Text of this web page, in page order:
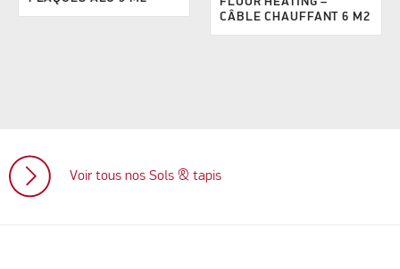
CÂBLE CHAUFFANT 6 M2
Voir tous nos Sols & tapis